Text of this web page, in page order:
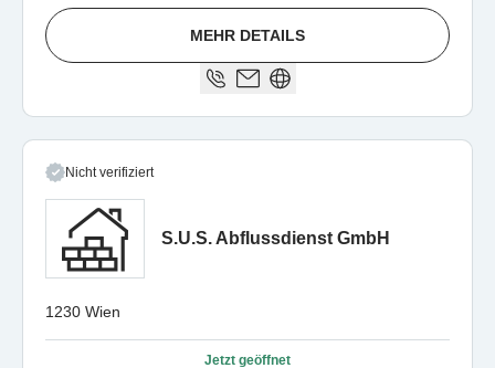
MEHR DETAILS
Nicht verifiziert
S.U.S. Abflussdienst GmbH
1230 Wien
Jetzt geöffnet